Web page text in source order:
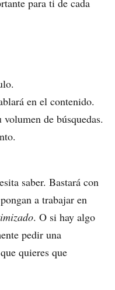
para ti de cada
en el contenido.
de búsquedas.
saber. Bastará con
a trabajar en
. O si hay algo
pedir una
quieres que